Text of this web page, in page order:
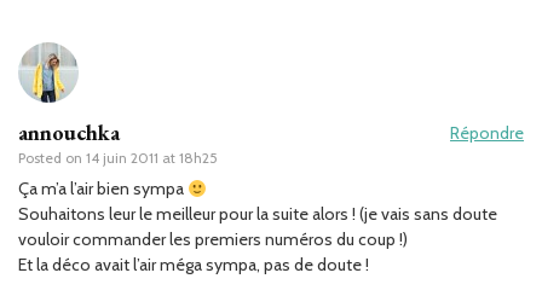
annouchka
Posted on 14 juin 2011 at 18h25
Répondre
Ça m’a l’air bien sympa
Souhaitons leur le meilleur pour la suite alors ! (je vais sans doute
vouloir commander les premiers numéros du coup !)
Et la déco avait l’air méga sympa, pas de doute !